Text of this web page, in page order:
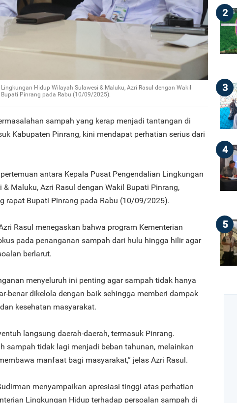
Hidup Wilayah Sulawesi & Maluku, Azri Rasul dengan Wakil
Pinrang pada Rabu (10/09/2025).
sampah yang kerap menjadi tantangan di
Kabupaten Pinrang, kini mendapat perhatian serius dari
antara Kepala Pusat Pengendalian Lingkungan
& Maluku, Azri Rasul dengan Wakil Bupati Pinrang,
rapat Bupati Pinrang pada Rabu (10/09/2025).
Rasul menegaskan bahwa program Kementerian
pada penanganan sampah dari hulu hingga hilir agar
berlarut.
menyeluruh ini penting agar sampah tidak hanya
benar dikelola dengan baik sehingga memberi dampak
kesehatan masyarakat.
langsung daerah-daerah, termasuk Pinrang.
sampah tidak lagi menjadi beban tahunan, melainkan
manfaat bagi masyarakat,” jelas Azri Rasul.
menyampaikan apresiasi tinggi atas perhatian
Lingkungan Hidup terhadap persoalan sampah di
2
3
4
5